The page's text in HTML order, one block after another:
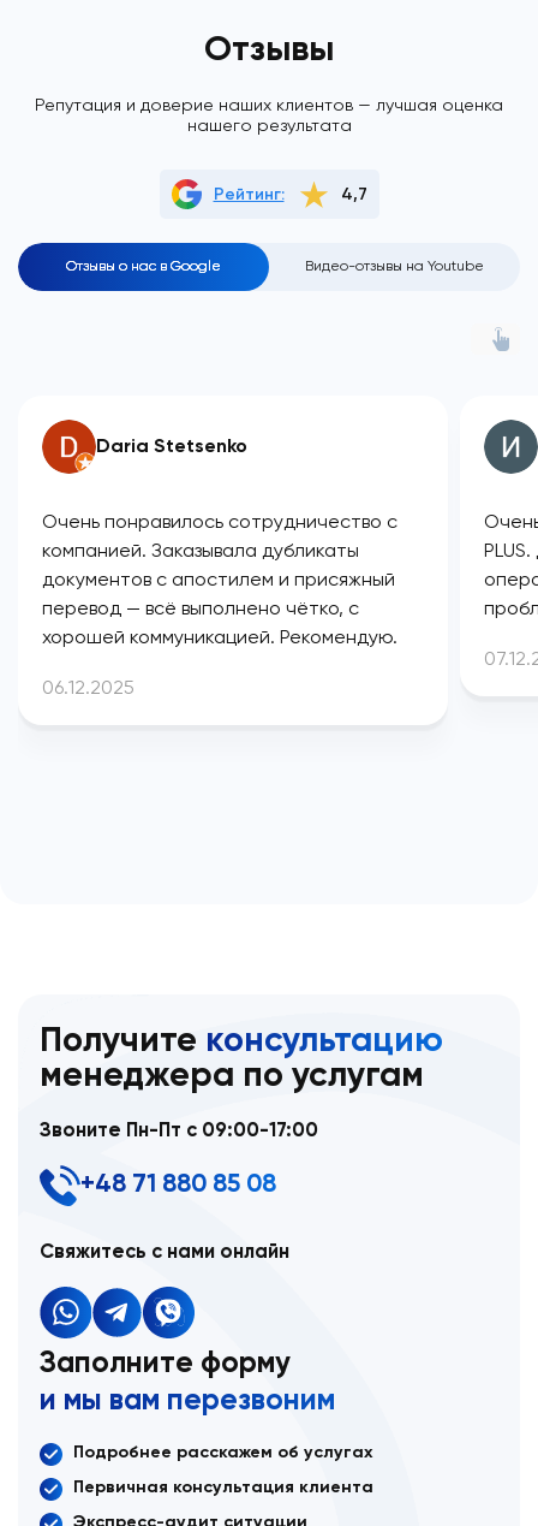
Отзывы
Рейтинг: 4,7
Отзывы о нас в Google Видео-отзывы на Youtube
Репутация и доверие наших клиентов — лучшая оценка
нашего результата
Daria Stetsenko
Очень понравилось сотрудничество с
компанией. Заказывала дубликаты
документов с апостилем и присяжный
перевод — всё выполнено чётко, с
хорошей коммуникацией. Рекомендую.
06.12.2025
Получите консультацию
менеджера по услугам
Звоните Пн-Пт с 09:00-17:00
+48 71 880 85 08
Свяжитесь с нами онлайн
Заполните форму
и мы вам перезвоним
Подробнее расскажем об услугах
Первичная консультация клиента
Экспресс-аудит ситуации